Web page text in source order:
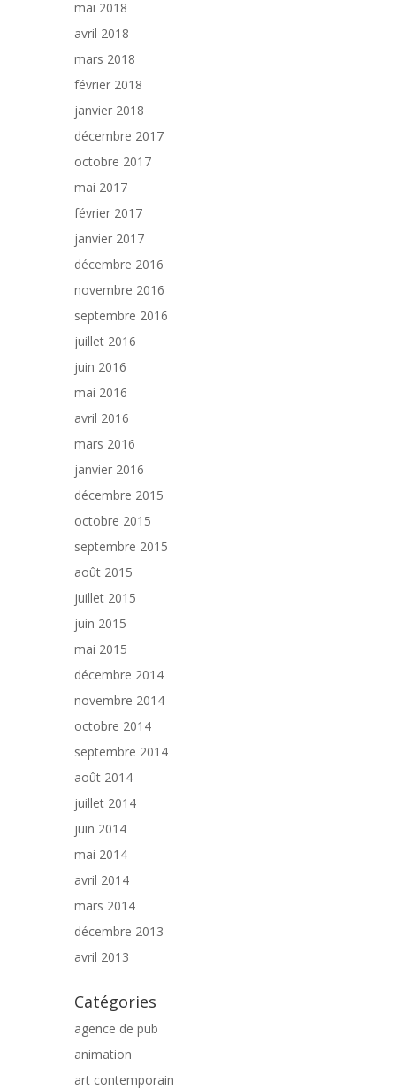
mai 2018
avril 2018
mars 2018
février 2018
janvier 2018
décembre 2017
octobre 2017
mai 2017
février 2017
janvier 2017
décembre 2016
novembre 2016
septembre 2016
juillet 2016
juin 2016
mai 2016
avril 2016
mars 2016
janvier 2016
décembre 2015
octobre 2015
septembre 2015
août 2015
juillet 2015
juin 2015
mai 2015
décembre 2014
novembre 2014
octobre 2014
septembre 2014
août 2014
juillet 2014
juin 2014
mai 2014
avril 2014
mars 2014
décembre 2013
avril 2013
Catégories
agence de pub
animation
art contemporain